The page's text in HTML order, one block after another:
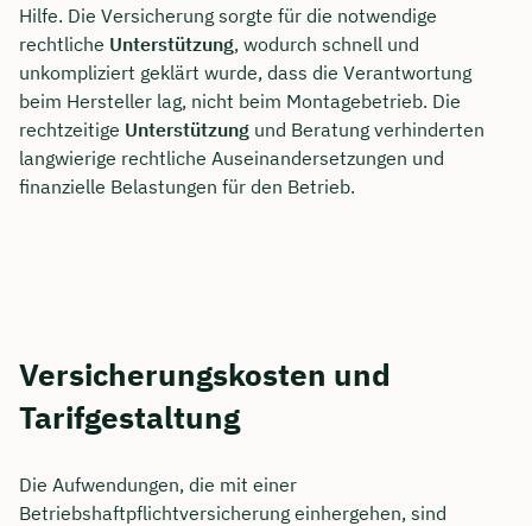
Hilfe. Die Versicherung sorgte für die notwendige
rechtliche Unterstützung, wodurch schnell und
unkompliziert geklärt wurde, dass die Verantwortung
beim Hersteller lag, nicht beim Montagebetrieb. Die
rechtzeitige Unterstützung und Beratung verhinderten
langwierige rechtliche Auseinandersetzungen und
finanzielle Belastungen für den Betrieb.
Versicherungskosten und
Tarifgestaltung
Die Aufwendungen, die mit einer
Betriebshaftpflichtversicherung einhergehen, sind